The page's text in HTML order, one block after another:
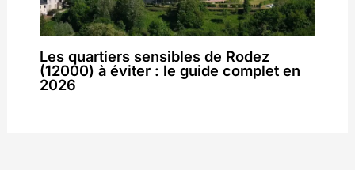
Les quartiers sensibles de Rodez
(12000) à éviter : le guide complet en
2026